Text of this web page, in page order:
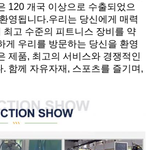
120 개국 이상으로 수출되었으
영됩니다.우리는 당신에게 매력
고 수준의 피트니스 장비를 약
게 우리를 방문하는 당신을 환영
제품, 최고의 서비스와 경쟁적인
함께 자유자재, 스포츠를 즐기며,